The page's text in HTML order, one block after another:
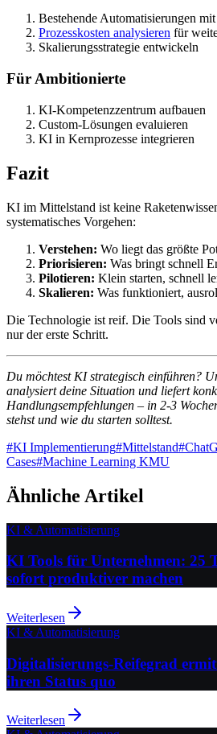
Bestehende Automatisierungen
Prozesskosten analysieren für
Skalierungsstrategie entwickeln
Für Ambitionierte
KI-Kompetenzzentrum aufbauen
Custom-Lösungen evaluieren
KI in Kernprozesse integrieren
Fazit
KI im Mittelstand ist keine
systematisches Vorgehen:
Verstehen: Wo liegt das größte
Priorisieren: Was bringt schnell
Pilotieren: Klein starten, schnell
Skalieren: Was funktioniert,
Die Technologie ist reif. Die Tools sind
nur der erste Schritt.
Du möchtest KI strategisch einführen?
analysiert deine Situation und liefert
Handlungsempfehlungen – in 2-3
stehst und wie du starten solltest.
#KI Implementierung#Mittelstand#
Cases#Machine Learning KMU
Ähnliche Artikel
KI & Automatisierung
KI Tools für Unternehmen: 25
sofort produktiver machen
Weiterlesen
KI & Automatisierung
Digitalisierungs-Reifegrad
ihren Status quo
Weiterlesen